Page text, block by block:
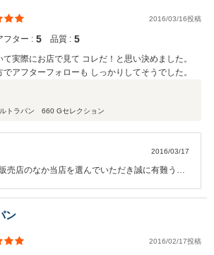
2016/03/16投稿
フター : 5 品質 : 5
実際にお店で見て コレだ！と思い決めました。
アフターフォローも しっかりしてそうでした。
トラパン 660 Gセレクション
2016/03/17
売店のなか当店を選んでいただき誠に有難うご
て最適なお車と出会うお手伝いをさせていただ
んでおります。 お車のことで何か相談が御座い
ン
2016/02/17投稿